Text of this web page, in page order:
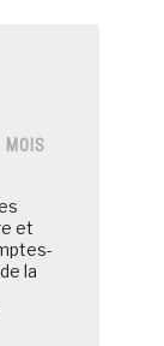
MOIS
et
la